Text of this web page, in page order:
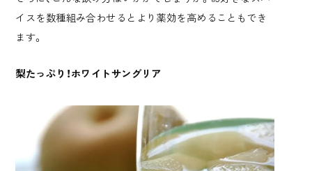
イスを数種組み合わせるとより薬効を高めることもでき
ます。
梨たっぷり！ホワイトサングリア